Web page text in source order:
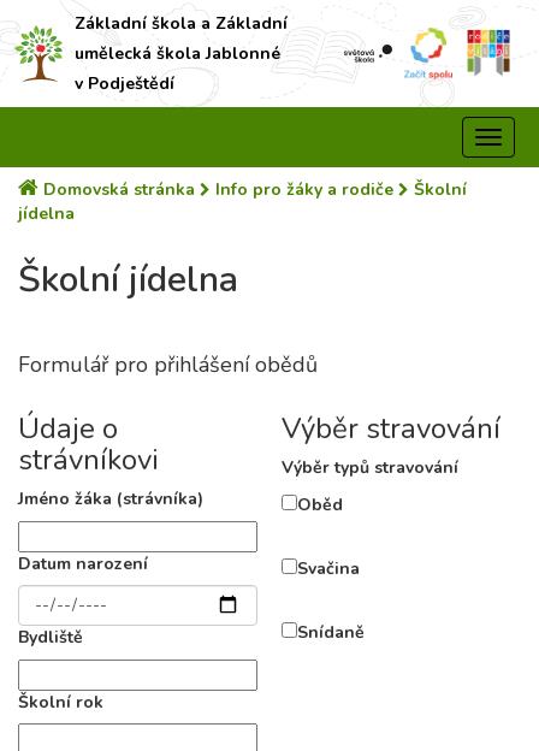
Základní škola a Základní
umělecká škola Jablonné
v Podještědí
Domovská stránka Info pro žáky a rodiče
Školní
jídelna
Školní jídelna
Formulář pro přihlášení obědů
Údaje o
strávníkovi
Jméno žáka (strávníka)
Datum narození
Bydliště
Školní rok
Výběr stravování
Výběr typů stravování
Oběd
Svačina
Snídaně